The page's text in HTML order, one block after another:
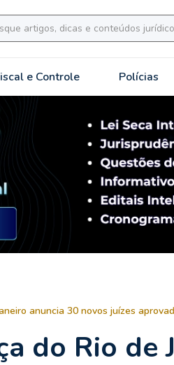
e Controle Polícias
anuncia 30 novos juízes
do Rio de